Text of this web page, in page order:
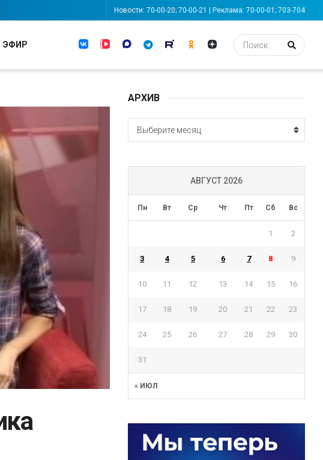
Новости: 70-00-20; 70-00-21 | Реклама: 70-00-01; 703-704
ЭФИР
АРХИВ
АРХИВ
Выберите месяц
АВГУСТ 2026
Пн Вт Ср Чт Пт Сб Вс
« ИЮЛ
1 2
3 4 5 6 7 8 9
10 11 12 13 14 15 16
17 18 19 20 21 22 23
24 25 26 27 28 29 30
31